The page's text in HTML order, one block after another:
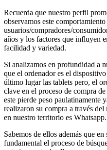
Recuerda que nuestro perfil
observamos este comportamiento
usuarios/compradores/
años y los factores que influyen
facilidad y variedad.
Si analizamos en profundidad a
que el ordenador es el
último lugar las tablets pero, el
clave en el proceso de compra
este pierde peso paulatinamente
realizaron su compra a través
en nuestro territorio es Whatsapp.
Sabemos de ellos además que
fundamental el proceso de